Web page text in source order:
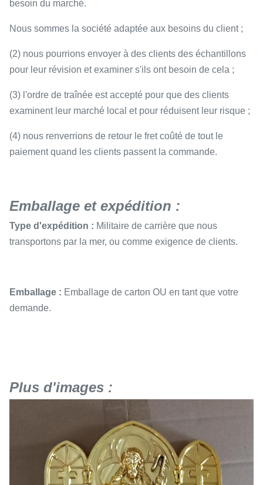
besoin du marché.
Nous sommes la société adaptée aux besoins du client ;
(2) nous pourrions envoyer à des clients des échantillons
pour leur révision et examiner s'ils ont besoin de cela ;
(3) l'ordre de traînée est accepté pour que des clients
examinent leur marché local et pour réduisent leur risque ;
(4) nous renverrions de retour le fret coûté de tout le
paiement quand les clients passent la commande.
Emballage et expédition :
Type d'expédition : Militaire de carrière que nous
transportons par la mer, ou comme exigence de clients.
Emballage : Emballage de carton OU en tant que votre
demande.
Plus d'images :